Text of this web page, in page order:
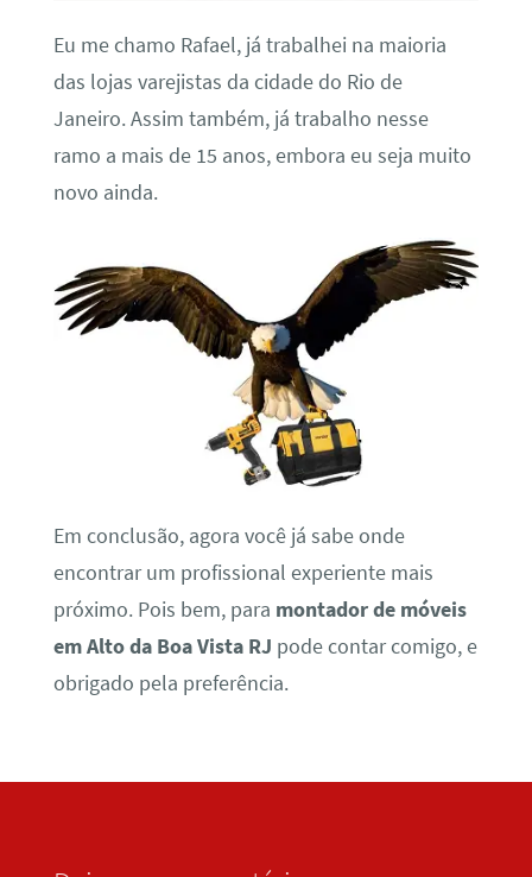
Eu me chamo Rafael, já trabalhei na maioria
das lojas varejistas da cidade do Rio de
Janeiro. Assim também, já trabalho nesse
ramo a mais de 15 anos, embora eu seja muito
novo ainda.
Em conclusão, agora você já sabe onde
encontrar um profissional experiente mais
próximo. Pois bem, para montador de móveis
em Alto da Boa Vista RJ pode contar comigo, e
obrigado pela preferência.